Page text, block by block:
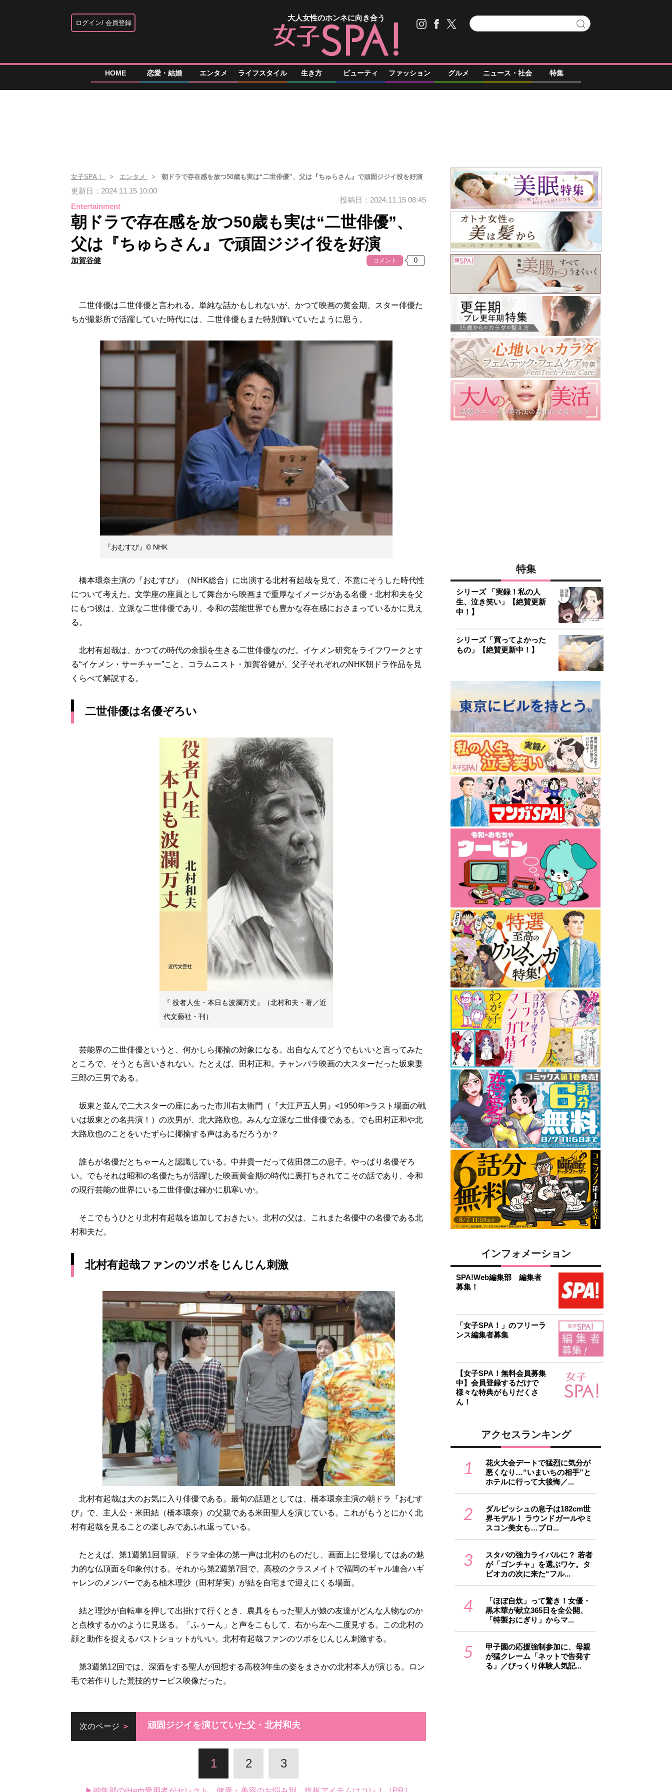
ログイン 会員登録
大人女性のホンネに向き合う
HOME 恋愛・結婚 エンタメ ライフスタイル 生き方 ビューティ ファッション グルメ ニュース・社会 特集
女子SPA！ エンタメ 朝ドラで存在感を放つ50歳も実は“二世俳優”、父は『ちゅらさん』で頑固ジジイ役を好演
更新日：2024.11.15 10:00
Entertainment
投稿日：2024.11.15 08:45
朝ドラで存在感を放つ50歳も実は“二世俳優”、
父は『ちゅらさん』で頑固ジジイ役を好演
加賀谷健 コメント
二世俳優は二世俳優と言われる。単純な話かもしれないが、かつて映画の黄金期、スター俳優た
ちが撮影所で活躍していた時代には、二世俳優もまた特別輝いていたように思う。
『おむすび』© NHK
橋本環奈主演の『おむすび』（NHK総合）に出演する北村有起哉を見て、不意にそうした時代性
について考えた。文学座の座員として舞台から映画まで重厚なイメージがある名優・北村和夫を父
にもつ彼は、立派な二世俳優であり、令和の芸能世界でも豊かな存在感におさまっているかに見え
る。
北村有起哉は、かつての時代の余韻を生きる二世俳優なのだ。イケメン研究をライフワークとす
る“イケメン・サーチャー”こと、コラムニスト・加賀谷健が、父子それぞれのNHK朝ドラ作品を見
くらべて解説する。
二世俳優は名優ぞろい
『 役者人生・本日も波瀾万丈』（北村和夫・著／近
代文藝社・刊）
芸能界の二世俳優というと、何かしら揶揄の対象になる。出自なんてどうでもいいと言ってみた
ところで、そうとも言いきれない。たとえば、田村正和。チャンバラ映画の大スターだった坂東妻
三郎の三男である。
坂東と並んで二大スターの座にあった市川右太衛門（『大江戸五人男』<1950年>ラスト場面の戦
いは坂東との名共演！）の次男が、北大路欣也。みんな立派な二世俳優である。でも田村正和や北
大路欣也のことをいたずらに揶揄する声はあるだろうか？
誰もが名優だとちゃーんと認識している。中井貴一だって佐田啓二の息子。やっぱり名優ぞろ
い。でもそれは昭和の名優たちが活躍した映画黄金期の時代に裏打ちされてこその話であり、令和
の現行芸能の世界にいる二世俳優は確かに肌寒いか。
そこでもうひとり北村有起哉を追加しておきたい。北村の父は、これまた名優中の名優である北
村和夫だ。
北村有起哉ファンのツボをじんじん刺激
北村有起哉は大のお気に入り俳優である。最旬の話題としては、橋本環奈主演の朝ドラ『おむす
び』で、主人公・米田結（橋本環奈）の父親である米田聖人を演じている。これがもうとにかく北
村有起哉を見ることの楽しみであふれ返っている。
たとえば、第1週第1回冒頭、ドラマ全体の第一声は北村のものだし、画面上に登場してはあの魅
力的な仏頂面を印象付ける。それから第2週第7回で、高校のクラスメイトで福岡のギャル連合ハギ
ャレンのメンバーである柚木理沙（田村芽実）が結を自宅まで迎えにくる場面。
結と理沙が自転車を押して出掛けて行くとき、農具をもった聖人が娘の友達がどんな人物なのか
と点検するかのように見送る。「ふぅーん」と声をこもして、右から左へ二度見する。この北村の
顔と動作を捉えるバストショットがいい。北村有起哉ファンのツボをじんじん刺激する。
第3週第12回では、深酒をする聖人が回想する高校3年生の姿をまさかの北村本人が演じる。ロン
毛で若作りした荒技的サービス映像だった。
次のページ 頑固ジジイを演じていた父・北村和夫
1 2 3
特集
シリーズ 「実録！私の人
生、泣き笑い」【絶賛更新
中！】
シリーズ「買ってよかった
もの」【絶賛更新中！】
インフォメーション
SPA!Web編集部 編集者
募集！
「女子SPA！」のフリーラ
ンス編集者募集
【女子SPA！無料会員募集
中】会員登録するだけで
様々な特典がもりだくさ
ん！
アクセスランキング
1
花火大会デートで猛烈に気分が
悪くなり…“いまいちの相手”と
ホテルに行って大後悔／...
2
ダルビッシュの息子は182cm世
界モデル！ ラウンドガールやミ
スコン美女も…プロ...
3
スタバの強力ライバルに？ 若者
が「ゴンチャ」を選ぶワケ。タ
ピオカの次に来た“フル...
4
「ほぼ自炊」って驚き！女優・
黒木華が献立365日を全公開、
「特製おにぎり」からマ...
5
甲子園の応援強制参加に、母親
が猛クレーム「ネットで告発す
る」／びっくり体験人気記...